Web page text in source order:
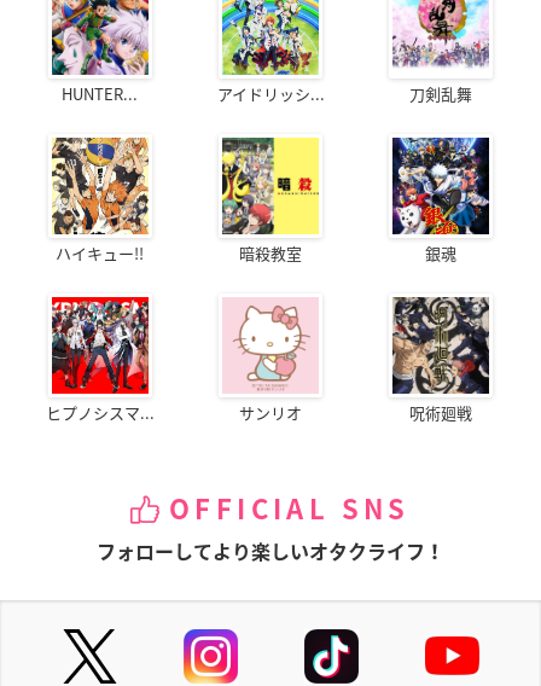
HUNTER... アイドリッシ... 刀剣乱舞
ハイキュー!! 暗殺教室 銀魂
ヒプノシスマ... サンリオ 呪術廻戦
OFFICIAL SNS
フォローしてより楽しいオタクライフ！